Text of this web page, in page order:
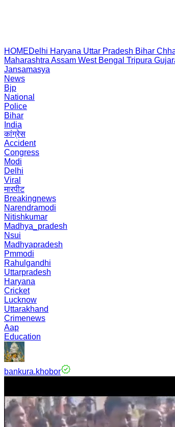
HOMEDelhi Haryana Uttar Pradesh Bihar
Maharashtra Assam West Bengal Tripura
Jansamasya
News
Bjp
National
Police
Bihar
India
कांग्रेस
Accident
Congress
Modi
Delhi
Viral
मारपीट
Breakingnews
Narendramodi
Nitishkumar
Madhya_pradesh
Nsui
Madhyapradesh
Pmmodi
Rahulgandhi
Uttarpradesh
Haryana
Cricket
Lucknow
Uttarakhand
Crimenews
Aap
Education
bankura.khobor